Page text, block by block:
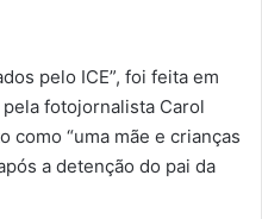
pelo ICE”, foi feita em
fotojornalista Carol
como “uma mãe e crianças
a detenção do pai da